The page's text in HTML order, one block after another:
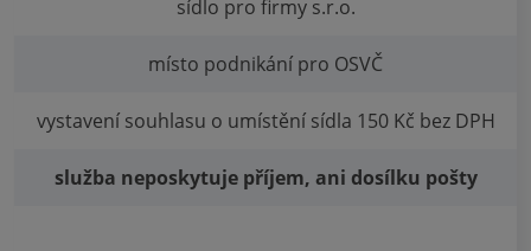
sídlo pro firmy s.r.o.
místo podnikání pro OSVČ
vystavení souhlasu o umístění sídla 150 Kč bez DPH
služba neposkytuje příjem, ani dosílku pošty